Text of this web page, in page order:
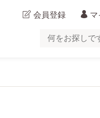
会員登録 マ